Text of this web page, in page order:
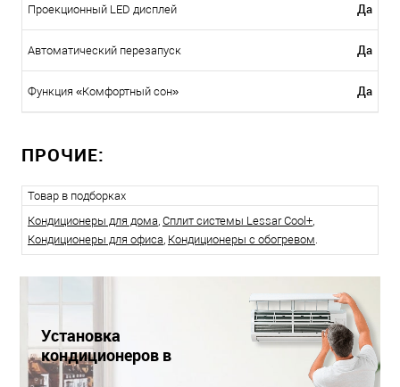
Проекционный LED дисплей Да
Автоматический перезапуск Да
Функция «Комфортный сон» Да
ПРОЧИЕ:
Товар в подборках
Кондиционеры для дома, Сплит системы Lessar Cool+,
Кондиционеры для офиса, Кондиционеры с обогревом.
Установка
кондиционеров в
Краснодаре